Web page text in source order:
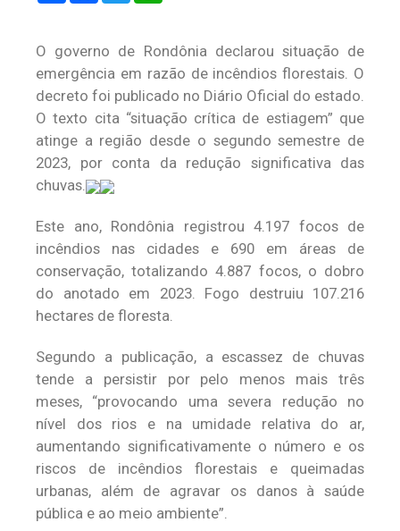
O governo de Rondônia declarou situação de
emergência em razão de incêndios florestais. O
decreto foi publicado no Diário Oficial do estado.
O texto cita “situação crítica de estiagem” que
atinge a região desde o segundo semestre de
2023, por conta da redução significativa das
chuvas.
Este ano, Rondônia registrou 4.197 focos de
incêndios nas cidades e 690 em áreas de
conservação, totalizando 4.887 focos, o dobro
do anotado em 2023. Fogo destruiu 107.216
hectares de floresta.
Segundo a publicação, a escassez de chuvas
tende a persistir por pelo menos mais três
meses, “provocando uma severa redução no
nível dos rios e na umidade relativa do ar,
aumentando significativamente o número e os
riscos de incêndios florestais e queimadas
urbanas, além de agravar os danos à saúde
pública e ao meio ambiente”.